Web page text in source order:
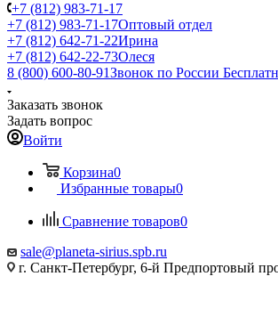
+7 (812) 983-71-17
+7 (812) 983-71-17Оптовый отдел
+7 (812) 642-71-22Ирина
+7 (812) 642-22-73Олеся
8 (800) 600-80-91Звонок по России
Заказать звонок
Задать вопрос
Войти
Корзина0
Избранные товары0
Сравнение товаров0
sale@planeta-sirius.spb.ru
г. Санкт-Петербург, 6-й Предпортовый